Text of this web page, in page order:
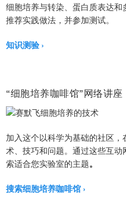
细胞培养与转染、蛋白质表达
推荐实践做法，并参加测试。
知识测验
“细胞培养咖啡馆”网络讲座
加入这个以科学为基础的社区
术、技巧和问题。通过这些互
索适合您实验室的主题。
搜索细胞培养咖啡馆